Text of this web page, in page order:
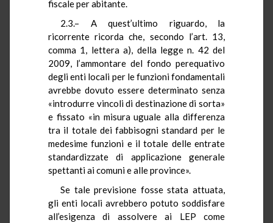
fiscale per abitante.
2.3.– A quest’ultimo riguardo, la
ricorrente ricorda che, secondo l’art. 13,
comma 1, lettera a), della legge n. 42 del
2009, l’ammontare del fondo perequativo
degli enti locali per le funzioni fondamentali
avrebbe dovuto essere determinato senza
«introdurre vincoli di destinazione di sorta»
e fissato «in misura uguale alla differenza
tra il totale dei fabbisogni standard per le
medesime funzioni e il totale delle entrate
standardizzate di applicazione generale
spettanti ai comuni e alle province».
Se tale previsione fosse stata attuata,
gli enti locali avrebbero potuto soddisfare
all’esigenza di assolvere ai LEP come